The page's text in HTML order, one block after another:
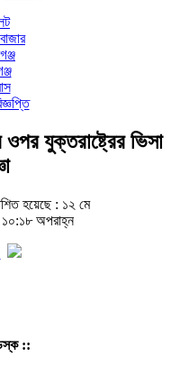
যুক্তরাষ্ট্রের ভিসা
হয়েছে : ১২ মে
অপরাহ্ন
::